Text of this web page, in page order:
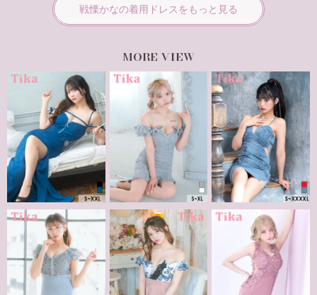
戦慄かなの着用ドレスをもっと見る
more view